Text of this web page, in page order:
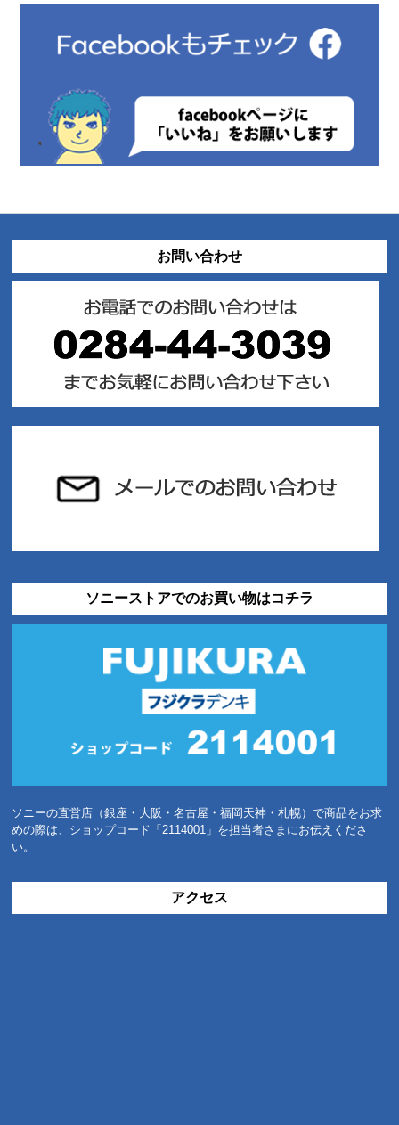
お問い合わせ
ソニーストアでのお買い物はコチラ
ソニーの直営店（銀座・大阪・名古屋・福岡天神・札幌）で商品をお求
めの際は、ショップコード「2114001」を担当者さまにお伝えくださ
い。
アクセス